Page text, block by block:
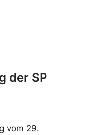
der SP
vom 29.